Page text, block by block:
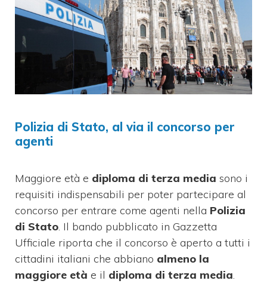
Polizia di Stato, al via il concorso per
agenti
Maggiore età e diploma di terza media sono i
requisiti indispensabili per poter partecipare al
concorso per entrare come agenti nella Polizia
di Stato . Il bando pubblicato in Gazzetta
Ufficiale riporta che il concorso è aperto a tutti i
cittadini italiani che abbiano almeno la
maggiore età e il diploma di terza media